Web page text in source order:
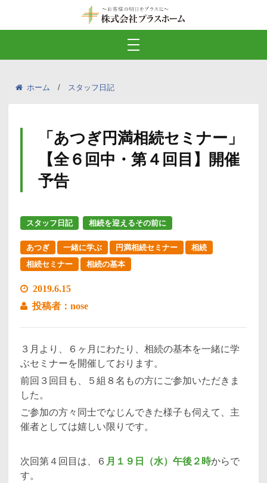
ホーム スタッフ日記
「あつぎ円満相続セミナー」
【全６回中・第４回目】開催
予告
スタッフ日記 相続を迎えるその前に
あつぎ 一緒に学ぶ 円満相続セミナー
相続
相続セミナー
相続の基本
2019.6.15
投稿者：nose
３月より、６ヶ月にわたり、相続の基本を一緒に学
ぶセミナーを開催しております。
前回３回目も、５組８名もの方にご参加いただきま
した。
ご参加の方々同士でなじんできた様子も伺えて、主
催者としては嬉しい限りです。
次回第４回目は、６ 月１９日（水）午後２時からで
す。